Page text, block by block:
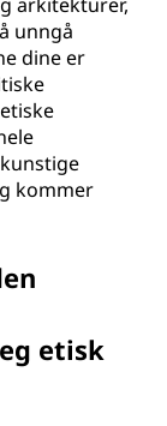
unngå
dine er
kommer
etisk